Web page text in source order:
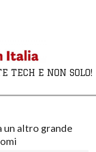
TECH E NON SOLO!
un altro grande